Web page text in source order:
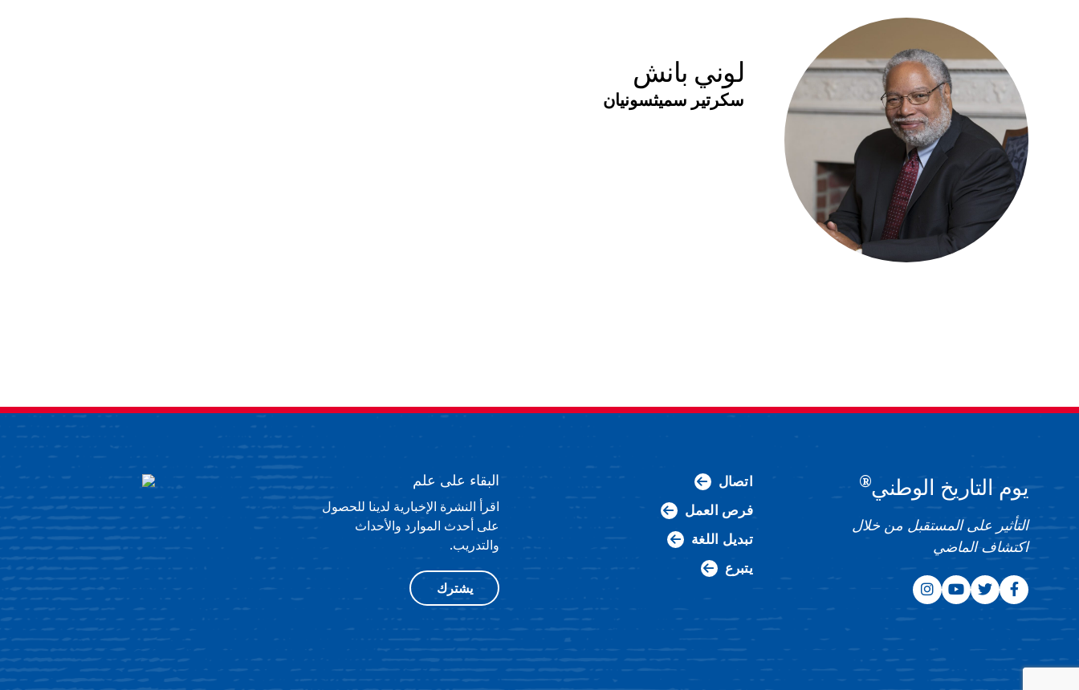
لوني بانش
سكرتير سميثسونيان
يوم التاريخ الوطني®
التأثير على المستقبل من خلال
اكتشاف الماضي
اتصال
فرص العمل
تبديل اللغة
يتبرع
البقاء على علم
اقرأ النشرة الإخبارية لدينا للحصول
على أحدث الموارد والأحداث
والتدريب.
يشترك